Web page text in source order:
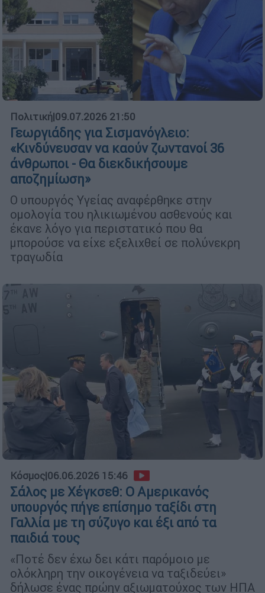
Πολιτική|09.07.2026 21:50
Γεωργιάδης για Σισμανόγλειο:
«Κινδύνευσαν να καούν ζωντανοί 36
άνθρωποι - Θα διεκδικήσουμε
αποζημίωση»
Ο υπουργός Υγείας αναφέρθηκε στην
ομολογία του ηλικιωμένου ασθενούς και
έκανε λόγο για περιστατικό που θα
μπορούσε να είχε εξελιχθεί σε πολύνεκρη
τραγωδία
Κόσμος|06.06.2026 15:46
Σάλος με Χέγκσεθ: Ο Αμερικανός
υπουργός πήγε επίσημο ταξίδι στη
Γαλλία με τη σύζυγο και έξι από τα
παιδιά τους
«Ποτέ δεν έχω δει κάτι παρόμοιο με
ολόκληρη την οικογένεια να ταξιδεύει»
δήλωσε ένας πρώην αξιωματούχος των ΗΠΑ